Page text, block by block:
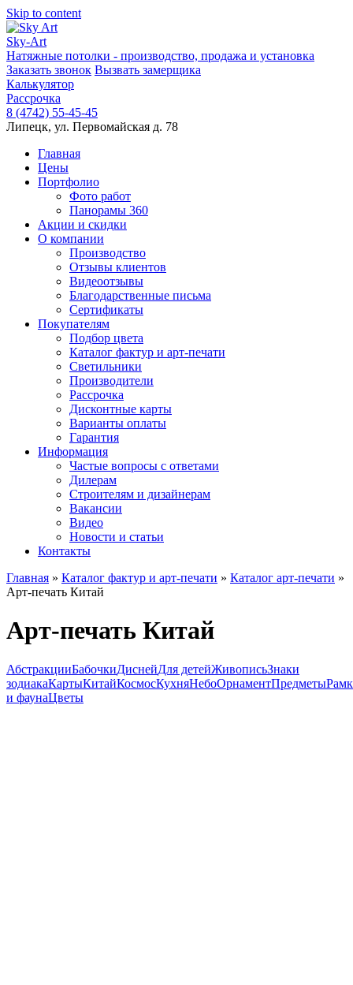
Skip to content
Sky-Art
Натяжные потолки - производство, продажа и установка
Заказать звонок Вызвать замерщика
Калькулятор
Рассрочка
8 (4742) 55-45-45
Липецк, ул. Первомайская д. 78
Главная
Цены
Портфолио
Фото работ
Панорамы 360
Акции и скидки
О компании
Производство
Отзывы клиентов
Видеоотзывы
Благодарственные письма
Сертификаты
Покупателям
Подбор цвета
Каталог фактур и арт-печати
Светильники
Производители
Рассрочка
Дисконтные карты
Варианты оплаты
Гарантия
Информация
Частые вопросы с ответами
Дилерам
Строителям и дизайнерам
Вакансии
Видео
Новости и статьи
Контакты
Главная » Каталог фактур и арт-печати » Каталог арт-печати »
Арт-печать Китай
Арт-печать Китай
АбстракцииБабочкиДиснейДля детейЖивописьЗнаки
зодиакаКартыКитайКосмосКухняНебоОрнаментПредметы
и фаунаЦветы